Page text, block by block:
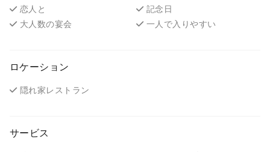
恋人と
記念日
大人数の宴会
一人で入りやすい
ロケーション
隠れ家レストラン
サービス